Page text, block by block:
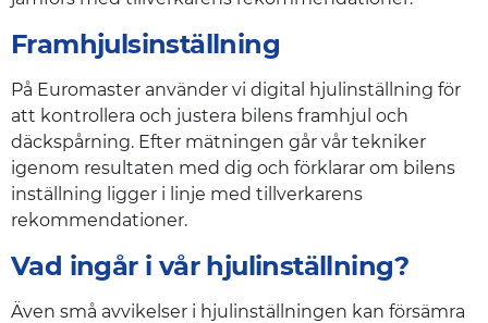
Framhjulsinställning
På Euromaster använder vi digital hjulinställning för
att kontrollera och justera bilens framhjul och
däckspårning. Efter mätningen går vår tekniker
igenom resultaten med dig och förklarar om bilens
inställning ligger i linje med tillverkarens
rekommendationer.
Vad ingår i vår hjulinställning?
Även små avvikelser i hjulinställningen kan försämra